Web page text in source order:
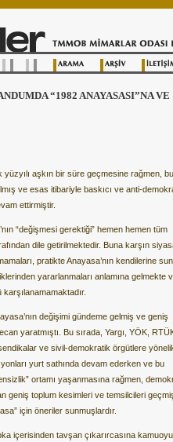
“1982 ANAYASASI”NA VE
yüzyılı aşkın bir süre geçmesine rağmen,
ve esas itibariyle baskıcı ve anti-
ettirmiştir.
“değişmesi gerektiği” hemen hemen tüm
dile getirilmektedir. Buna karşın
pratikte Anayasa’nın kendilerine
yararlanmaları anlamına gelmekte
değişimi gündeme gelmiş ve geniş
yaratmıştı. Bu sırada, Yargı, YÖK,
ve sivil-demokratik örgütlere
yurt sathında devam ederken ve bu
ortamı yaşanmasına rağmen,
geniş toplum kesimleri ve temsilcileri
için öneriler sunmuşlardır.
içerisinden tavşan çıkarırcasına kamuoyu